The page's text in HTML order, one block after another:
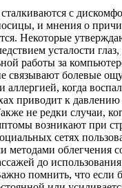
с
и мнения о
Некоторые
усталости
работы за
связывают болевые
аллергией, когда
приводит к давлению
не редки случаи,
возникают при
сетях
методами облегчения
до
помнить, что если